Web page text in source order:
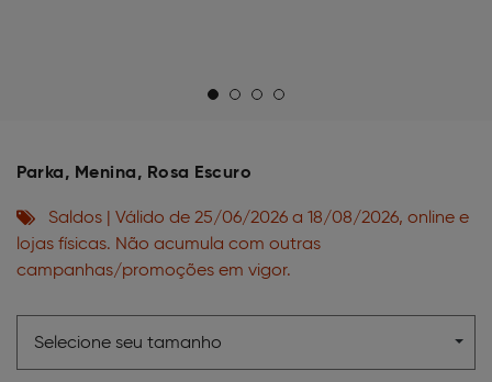
Parka, Menina, Rosa Escuro
Saldos | Válido de 25/06/2026 a 18/08/2026, online e
lojas físicas. Não acumula com outras
campanhas/promoções em vigor.
Selecione seu tamanho